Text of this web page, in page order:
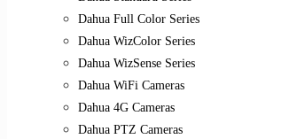
Dahua Full Color Series
Dahua WizColor Series
Dahua WizSense Series
Dahua WiFi Cameras
Dahua 4G Cameras
Dahua PTZ Cameras